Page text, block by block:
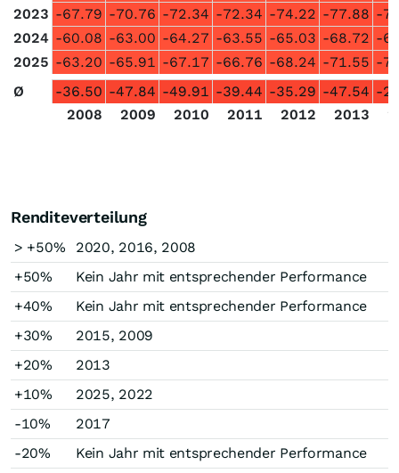
2023 -67.79 -70.76 -72.34 -72.34 -74.22 -77.88 -
2024 -60.08 -63.00 -64.27 -63.55 -65.03 -68.72 -
2025 -63.20 -65.91 -67.17 -66.76 -68.24 -71.55 -
Ø
-36.50 -47.84 -49.91 -39.44 -35.29 -47.54 -
2008
2009 2010 2011 2012 2013
Renditeverteilung
> +50%
2020, 2016, 2008
+50%
Kein Jahr mit entsprechender Performance
+40%
Kein Jahr mit entsprechender Performance
+30%
2015, 2009
+20%
2013
+10%
2025, 2022
-10%
2017
-20%
Kein Jahr mit entsprechender Performance